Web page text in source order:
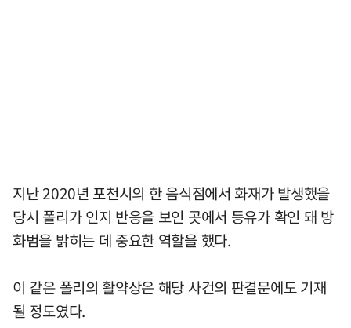
지난 2020년 포천시의 한 음식점에서 화재가 발생했을
당시 폴리가 인지 반응을 보인 곳에서 등유가 확인 돼 방
화범을 밝히는 데 중요한 역할을 했다.
이 같은 폴리의 활약상은 해당 사건의 판결문에도 기재
될 정도였다.